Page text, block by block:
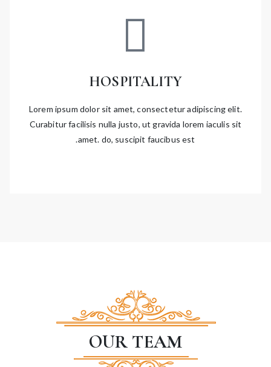
HOSPITALITY
Lorem ipsum dolor sit amet, consectetur adipiscing elit.
Curabitur facilisis nulla justo, ut gravida lorem iaculis sit
amet. do, suscipit faucibus est.
OUR TEAM